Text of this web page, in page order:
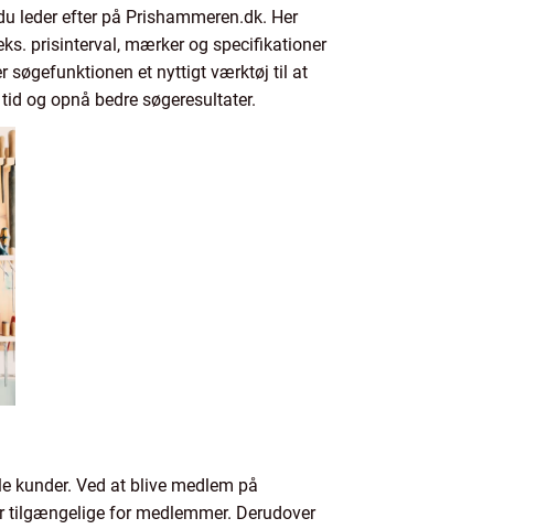
leder efter på Prishammeren.dk. Her
prisinterval, mærker og specifikationer
søgefunktionen et nyttigt værktøj til at
og opnå bedre søgeresultater.
kunder. Ved at blive medlem på
tilgængelige for medlemmer. Derudover